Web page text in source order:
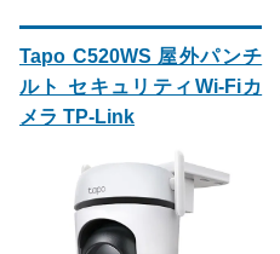
Tapo C520WS 屋外パンチ
ルト セキュリティWi-Fiカ
メラ TP-Link